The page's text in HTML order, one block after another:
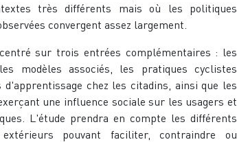
très différents mais où les politiques
convergent assez largement.
sur trois entrées complémentaires : les
modèles associés, les pratiques cyclistes
chez les citadins, ainsi que les
une influence sociale sur les usagers et
L'étude prendra en compte les différents
pouvant faciliter, contraindre ou